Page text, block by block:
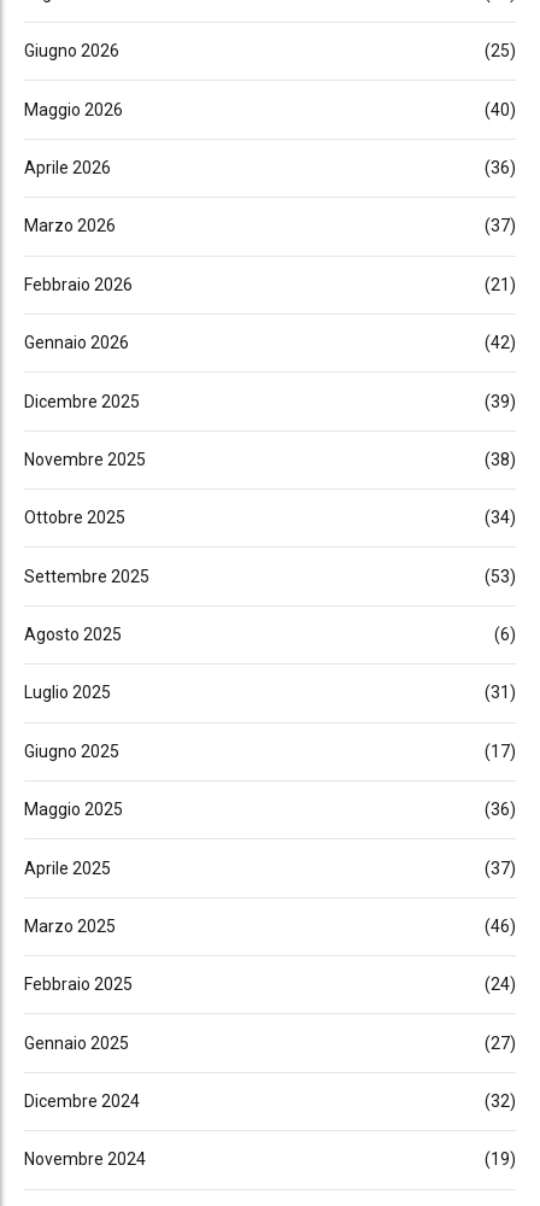
Giugno 2026 (25)
Maggio 2026 (40)
Aprile 2026 (36)
Marzo 2026 (37)
Febbraio 2026 (21)
Gennaio 2026 (42)
Dicembre 2025 (39)
Novembre 2025 (38)
Ottobre 2025 (34)
Settembre 2025 (53)
Agosto 2025 (6)
Luglio 2025 (31)
Giugno 2025 (17)
Maggio 2025 (36)
Aprile 2025 (37)
Marzo 2025 (46)
Febbraio 2025 (24)
Gennaio 2025 (27)
Dicembre 2024 (32)
Novembre 2024 (19)